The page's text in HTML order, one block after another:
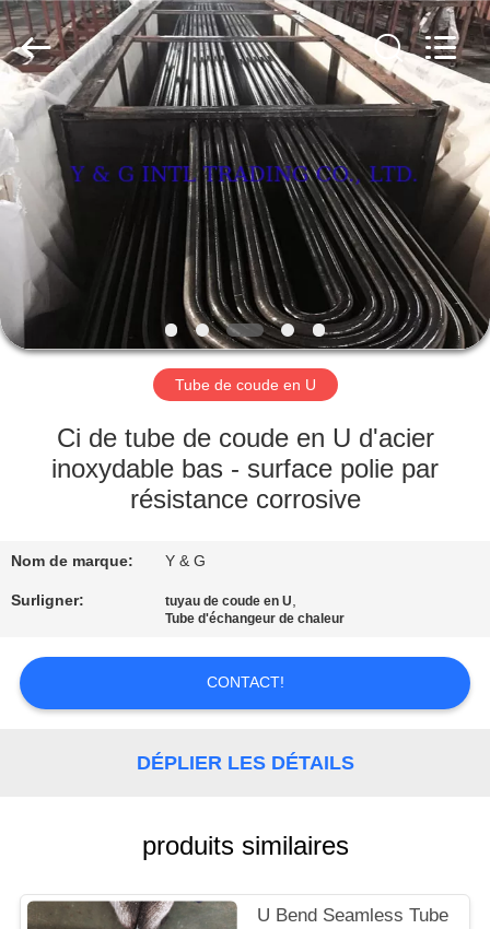
MAISON
PRODUITS
AU
SUJET
DE
NOUS
VISITE
D'USINE
DE
QUALITÉ
CONTACTEZ-
NOUS
NOUVELLES
d'acier
au
carbone
Fournisseur.
Copyright
©
2018
2025
carbonsteel-
tube.com.
Rights
Reserved.
Tube de coude en U
Ci de tube de coude en U d'acier
inoxydable bas - surface polie par
résistance corrosive
Nom de marque: Y & G
Surligner: tuyau de coude en U,
Tube d'échangeur de chaleur
CONTACT!
DÉPLIER LES DÉTAILS
produits similaires
U Bend Seamless Tube